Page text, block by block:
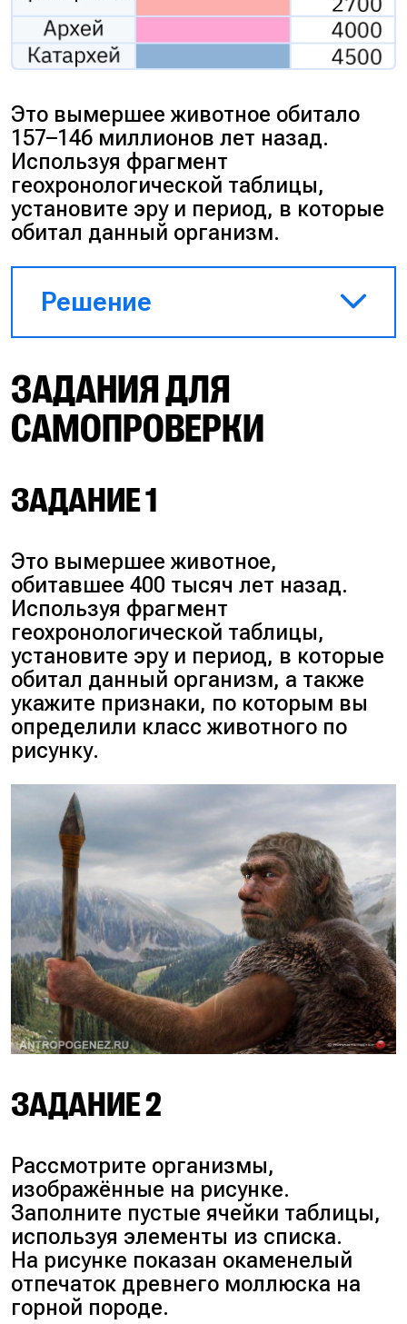
Это вымершее животное обитало
157–146 миллионов лет назад.
Используя фрагмент
геохронологической таблицы,
установите эру и период, в которые
обитал данный организм.
Решение
жил бронтозавр. Мезозойская
эра началась около 240
миллионов лет назад и
кайнозоя около 70 миллионов
лет назад. Время жизни
интервал: от 240 до 70
миллионов лет назад.
Следовательно, бронтозавр
жил в мезозойскую эру. При
таких расчётах важно
внимательно проверять каждое
действие: правильно
определить границы эры,
сопоставить с ними время
жизни организма и только
после этого сделать вывод.
2. Теперь определим период
внутри мезозойской эры, в
который жил бронтозавр.
Триасовый период начался 240
миллионов лет назад и
продолжался 35 миллионов
лет. Следовательно, он
завершился около 205
миллионов лет назад: 240 − 35 =
юрский период. Он длился 58
миллионов лет — от 205 до 147
147. Бронтозавр жил примерно
157–146 миллионов лет назад.
Этот временной промежуток
почти полностью совпадает с
концом юрского периода.
Следовательно, бронтозавр
относится к юрскому периоду
ЗАДАНИЯ ДЛЯ
САМОПРОВЕРКИ
ЗАДАНИЕ 1
Это вымершее животное,
обитавшее 400 тысяч лет назад.
Используя фрагмент
геохронологической таблицы,
установите эру и период, в которые
обитал данный организм, а также
укажите признаки, по которым вы
определили класс животного по
рисунку.
ЗАДАНИЕ 2
Рассмотрите организмы,
изображённые на рисунке.
Заполните пустые ячейки таблицы,
используя элементы из списка.
На рисунке показан окаменелый
отпечаток древнего моллюска на
горной породе.